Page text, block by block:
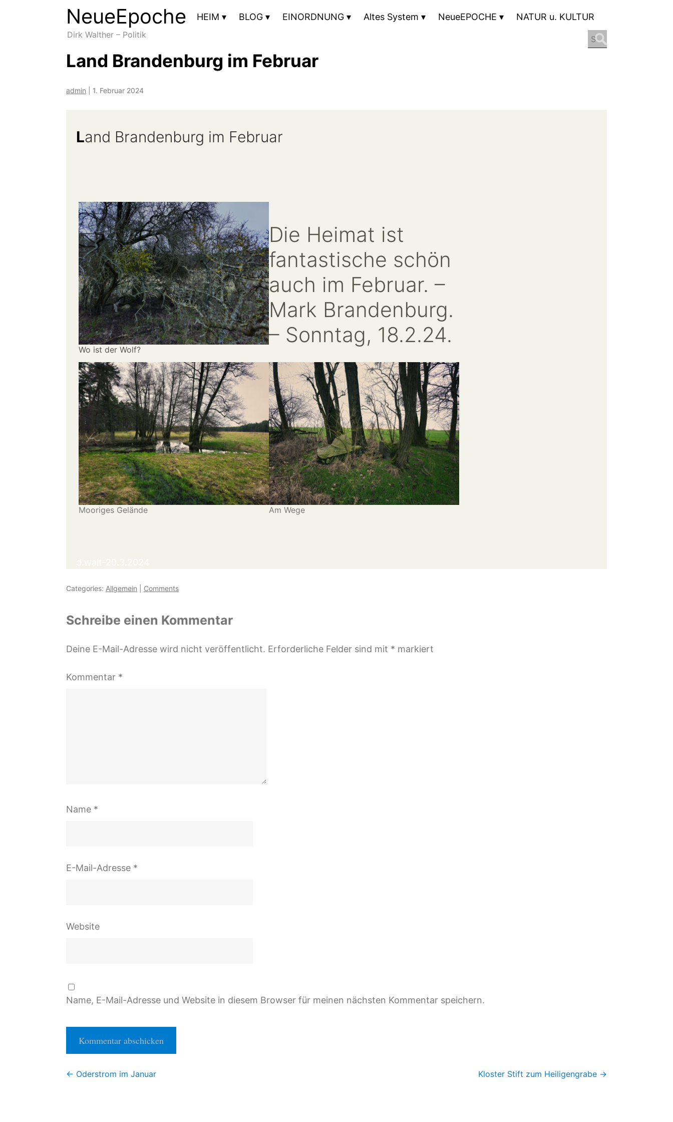
NeueEpoche
NeueEpoche
Dirk Walther – Politik
HEIM BLOG EINORDNUNG Altes System NeueEPOCHE NATUR u. KULTUR
Land Brandenburg im Februar
admin 1. Februar 2024
Land Brandenburg im Februar
Wo ist der Wolf?
Die Heimat ist
fantastische schön
auch im Februar. –
Mark Brandenburg.
– Sonntag, 18.2.24.
Mooriges Gelände Am Wege
Categories: Allgemein Comments
Schreibe einen Kommentar
Deine E-Mail-Adresse wird nicht veröffentlicht. Erforderliche Felder sind mit * markiert
Kommentar *
Name *
E-Mail-Adresse *
Website
Name, E-Mail-Adresse und Website in diesem Browser für meinen nächsten Kommentar speichern.
Beitragsnavigation
← Oderstrom im Januar Kloster Stift zum Heiligengrabe →